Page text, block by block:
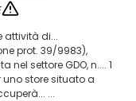
attività di...
prot. 39/9983),
settore GDO, n.... 1
uno store situato a
...